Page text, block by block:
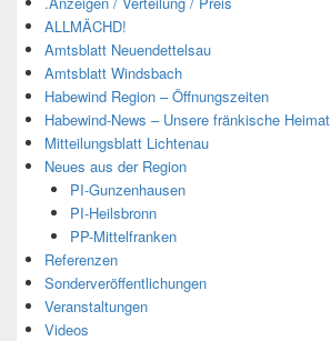
ALLMÄCHD!
Amtsblatt Neuendettelsau
Amtsblatt Windsbach
Habewind Region – Öffnungszeiten
Habewind-News – Unsere fränkische Heimat
Mitteilungsblatt Lichtenau
Neues aus der Region
PI-Gunzenhausen
PI-Heilsbronn
PP-Mittelfranken
Referenzen
Sonderveröffentlichungen
Veranstaltungen
Videos